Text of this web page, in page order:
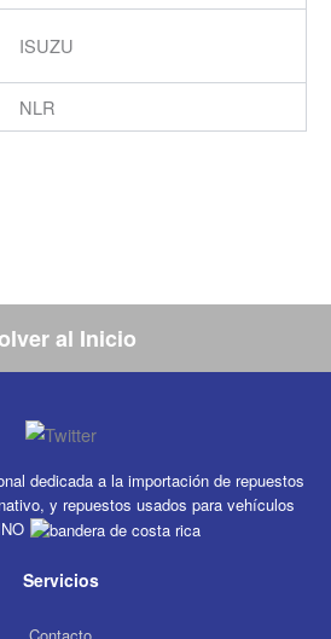
ISUZU
NLR
al Inicio
dedicada a la importación de repuestos
y repuestos usados para vehículos
Servicios